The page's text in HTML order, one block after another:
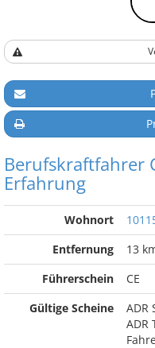
Berufskraftfahrer
Erfahrung
Wohnort
Entfernung
13
Führerschein
CE
Gültige Scheine
ADR
ADR